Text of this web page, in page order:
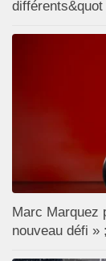
différents&quot
Marc Marquez
nouveau défi » ;